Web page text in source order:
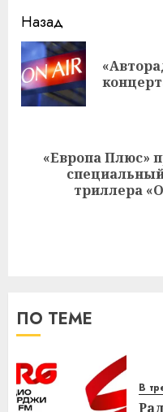
Навигация
записи
Назад
Следующая
«Европа Плюс»
триллера
ПО ТЕМЕ
В